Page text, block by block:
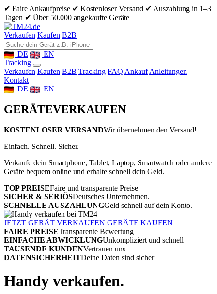
✔ Faire Ankaufpreise ✔ Kostenloser Versand ✔ Auszahlung in 1–3
Tagen ✔ Über 50.000 angekaufte Geräte
Verkaufen Kaufen B2B
DE
EN
Tracking
Verkaufen Kaufen B2B Tracking FAQ Ankauf Anleitungen
Kontakt
DE
EN
GERÄTEVERKAUFEN
KOSTENLOSER VERSANDWir übernehmen den Versand!
Einfach. Schnell. Sicher.
Verkaufe dein Smartphone, Tablet, Laptop, Smartwatch oder andere
Geräte bequem online und erhalte schnell dein Geld.
TOP PREISEFaire und transparente Preise.
SICHER & SERIÖSDeutsches Unternehmen.
SCHNELLE AUSZAHLUNGGeld schnell auf dein Konto.
JETZT GERÄT VERKAUFEN GERÄTE KAUFEN
FAIRE PREISETransparente Bewertung
EINFACHE ABWICKLUNGUnkompliziert und schnell
TAUSENDE KUNDENVertrauen uns
DATENSICHERHEITDeine Daten sind sicher
Handy verkaufen.